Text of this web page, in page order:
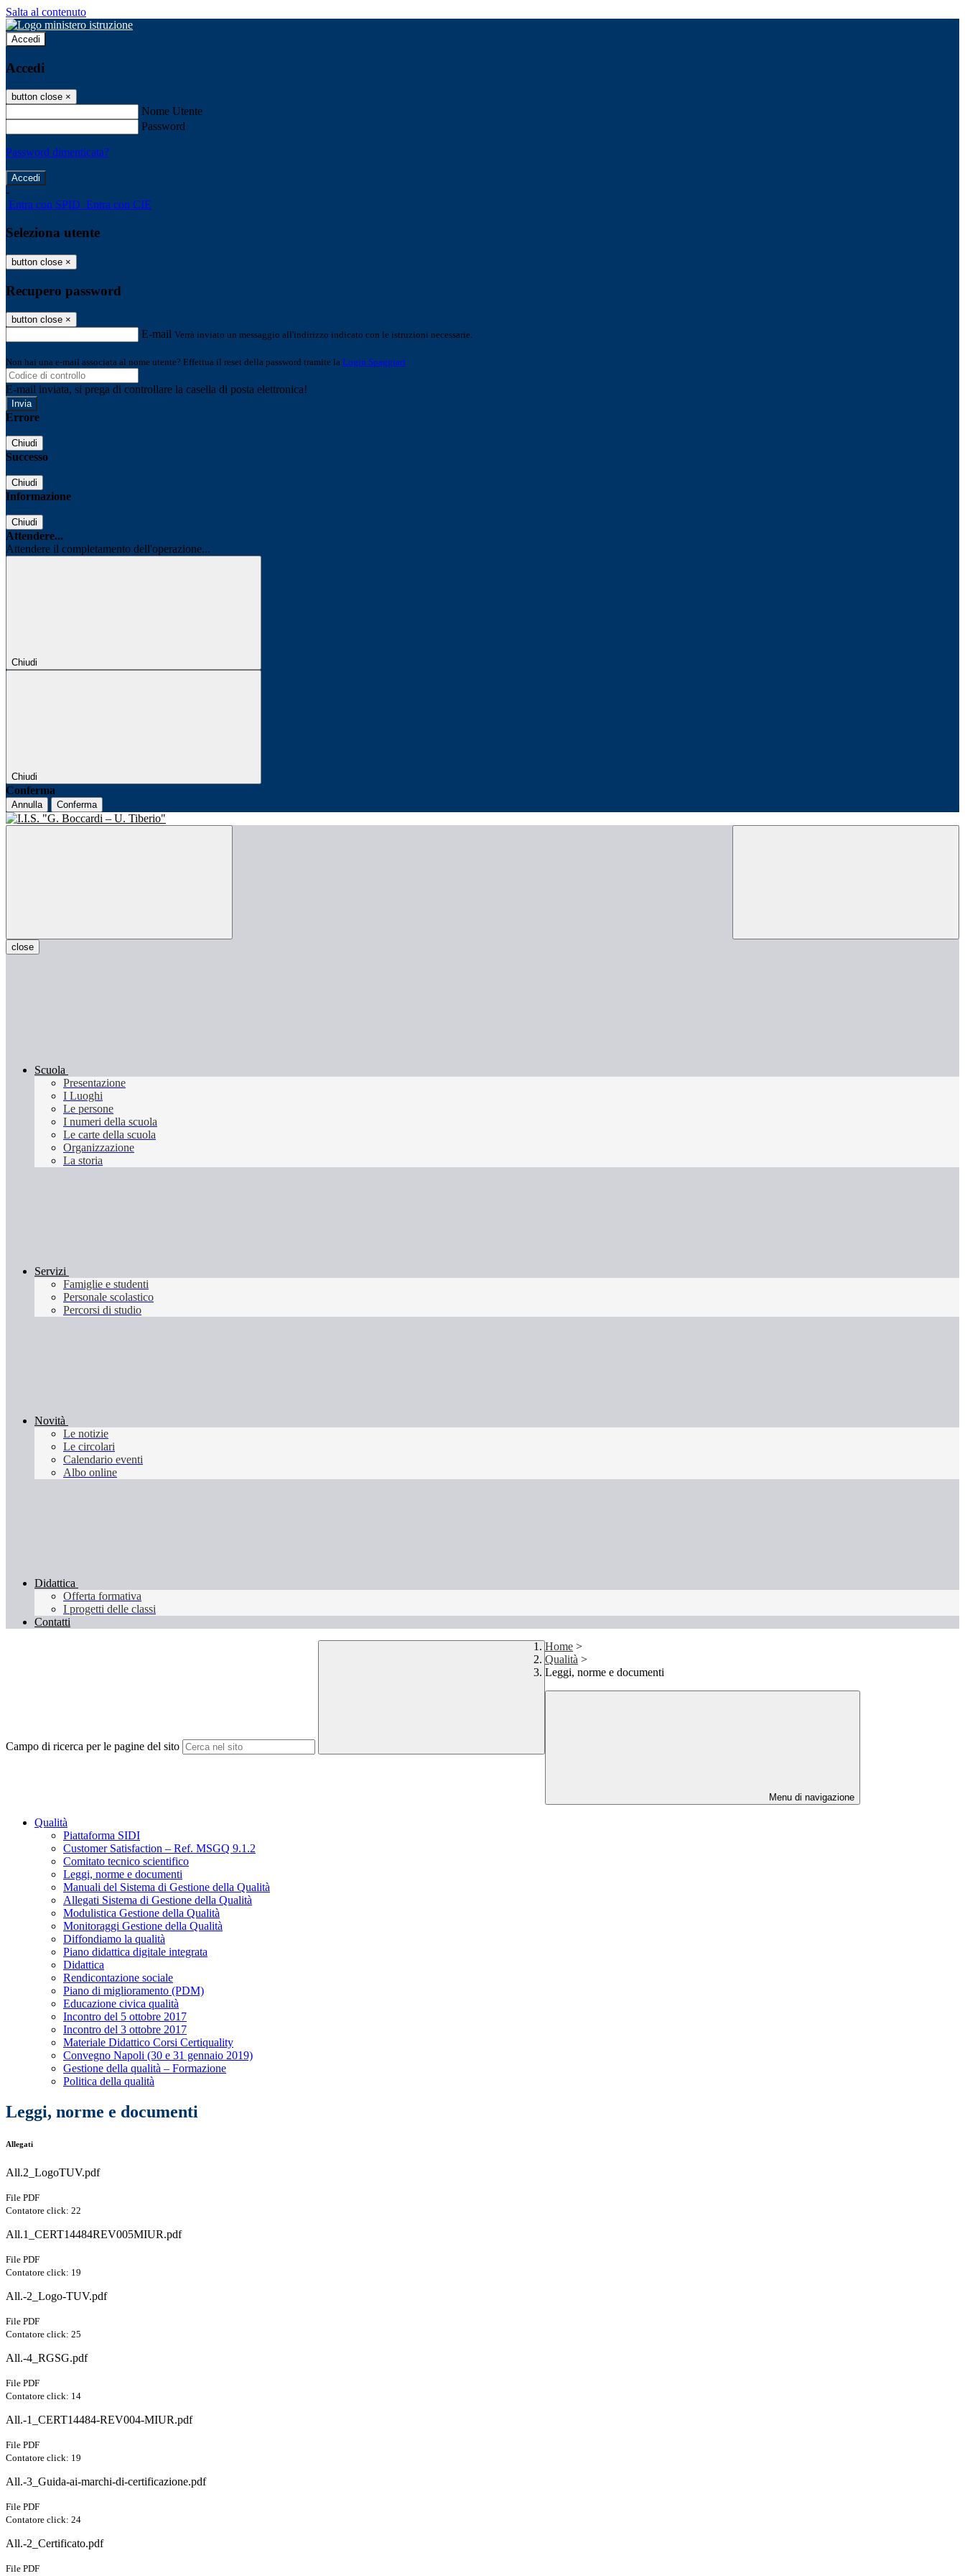
Salta al contenuto
Accedi
Accedi
button close ×
Nome Utente
Password
Password dimenticata?
-
Entra con SPID Entra con CIE
Seleziona utente
button close ×
Recupero password
button close ×
E-mail Verrà inviato un messaggio all'indirizzo indicato con le istruzioni necessarie.
Non hai una e-mail associata al nome utente? Effettua il reset della password tramite la Login Spaggiari
E-mail inviata, si prega di controllare la casella di posta elettronica!
Errore
Chiudi
Successo
Chiudi
Informazione
Chiudi
Attendere...
Attendere il completamento dell'operazione...
Chiudi
Chiudi
Conferma
Annulla Conferma
close
Scuola
Presentazione
I Luoghi
Le persone
I numeri della scuola
Le carte della scuola
Organizzazione
La storia
Servizi
Famiglie e studenti
Personale scolastico
Percorsi di studio
Novità
Le notizie
Le circolari
Calendario eventi
Albo online
Didattica
Offerta formativa
I progetti delle classi
Contatti
Campo di ricerca per le pagine del sito
Home >
Qualità >
Leggi, norme e documenti
Menu di navigazione
Qualità
Piattaforma SIDI
Customer Satisfaction – Ref. MSGQ 9.1.2
Comitato tecnico scientifico
Leggi, norme e documenti
Manuali del Sistema di Gestione della Qualità
Allegati Sistema di Gestione della Qualità
Modulistica Gestione della Qualità
Monitoraggi Gestione della Qualità
Diffondiamo la qualità
Piano didattica digitale integrata
Didattica
Rendicontazione sociale
Piano di miglioramento (PDM)
Educazione civica qualità
Incontro del 5 ottobre 2017
Incontro del 3 ottobre 2017
Materiale Didattico Corsi Certiquality
Convegno Napoli (30 e 31 gennaio 2019)
Gestione della qualità – Formazione
Politica della qualità
Leggi, norme e documenti
Allegati
All.2_LogoTUV.pdf
File PDF
Contatore click: 22
All.1_CERT14484REV005MIUR.pdf
File PDF
Contatore click: 19
All.-2_Logo-TUV.pdf
File PDF
Contatore click: 25
All.-4_RGSG.pdf
File PDF
Contatore click: 14
All.-1_CERT14484-REV004-MIUR.pdf
File PDF
Contatore click: 19
All.-3_Guida-ai-marchi-di-certificazione.pdf
File PDF
Contatore click: 24
All.-2_Certificato.pdf
File PDF